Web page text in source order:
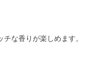
な香りが楽しめます。